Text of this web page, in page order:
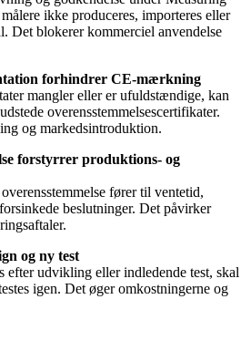
ikke produceres, importeres eller
Det blokerer kommerciel anvendelse
forhindrer CE-mærkning
mangler eller er ufuldstændige, kan
overensstemmelsescertifikater.
og markedsintroduktion.
forstyrrer produktions- og
fører til ventetid,
beslutninger. Det påvirker
og ny test
efter udvikling eller indledende test, skal
igen. Det øger omkostningerne og